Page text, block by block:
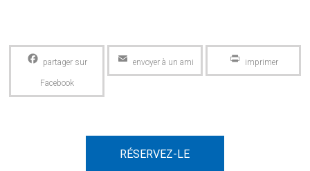
Facebook Email PrintFriendly
RÉSERVEZ-LE